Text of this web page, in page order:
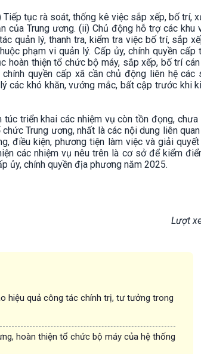
Tiếp tục rà soát, thống kê việc sắp xếp, bố trí,
của Trung ương. (ii) Chủ động hỗ trợ các khu
quản lý, thanh tra, kiểm tra việc bố trí, sắp
phạm vi quản lý. Cấp ủy, chính quyền cấp
hoàn thiện tổ chức bộ máy, sắp xếp, bố trí
quyền cấp xã cần chủ động liên hệ các
các khó khăn, vướng mắc, bất cập trước khi
triển khai các nhiệm vụ còn tồn đọng, chưa
Trung ương, nhất là các nội dung liên
điều kiện, phương tiện làm việc và giải
các nhiệm vụ nêu trên là cơ sở để kiểm
ủy, chính quyền địa phương năm 2025.
Lượt
hiệu quả công tác chính trị, tư tưởng trong
hoàn thiện tổ chức bộ máy của hệ thống